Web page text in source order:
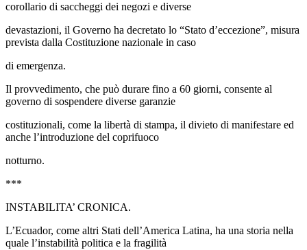
corollario di saccheggi dei negozi e diverse
devastazioni, il Governo ha decretato lo “Stato d’eccezione”, misura
prevista dalla Costituzione nazionale in caso
di emergenza.
Il provvedimento, che può durare fino a 60 giorni, consente al
governo di sospendere diverse garanzie
costituzionali, come la libertà di stampa, il divieto di manifestare ed
anche l’introduzione del coprifuoco
notturno.
***
INSTABILITA’ CRONICA.
L’Ecuador, come altri Stati dell’America Latina, ha una storia nella
quale l’instabilità politica e la fragilità